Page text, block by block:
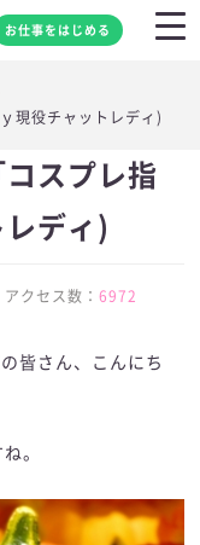
お仕事をはじめる
現役チャットレディ)
スプレ指
ディ)
クセス数：6972
皆さん、こんにち
。